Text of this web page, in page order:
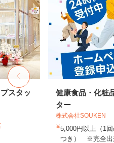
スタッ
健康食品・化粧
ター
株式会社SOUKEN
5,000円以上（1
つき） ※完全出